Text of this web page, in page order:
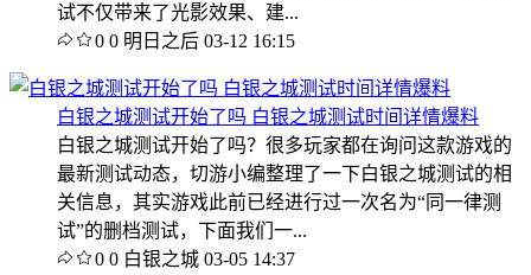
试不仅带来了光影效果、建...
0 0 明日之后 03-12 16:15
白银之城测试开始了吗 白银之城测试时间详情爆料
白银之城测试开始了吗？很多玩家都在询问这款游戏的
最新测试动态，切游小编整理了一下白银之城测试的相
关信息，其实游戏此前已经进行过一次名为“同一律测
试”的删档测试，下面我们一...
0 0 白银之城 03-05 14:37